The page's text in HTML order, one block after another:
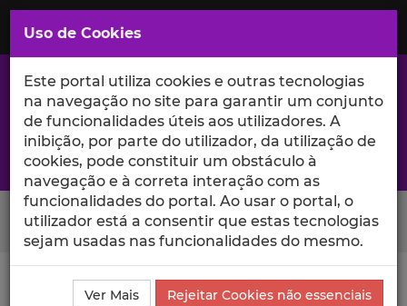
Saltar
para
Conteúdo
Principal
A excelência da investigação e ciência no Iscte
Search Button
Ciência_Iscte Autores Sandra Mateus
Produções
Uso de Cookies
Este portal utiliza cookies e outras tecnologias
na navegação no site para garantir um conjunto
de funcionalidades úteis aos utilizadores. A
inibição, por parte do utilizador, da utilização de
cookies, pode constituir um obstáculo à
navegação e à correta interação com as
funcionalidades do portal. Ao usar o portal, o
utilizador está a consentir que estas tecnologias
sejam usadas nas funcionalidades do mesmo.
Ver Mais
Rejeitar Cookies não essenciais